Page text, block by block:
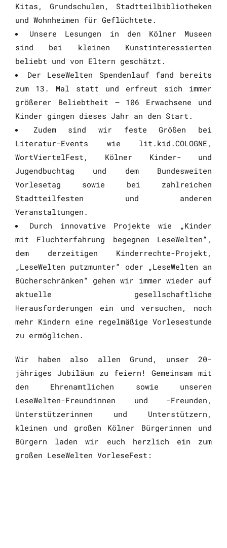
Kitas, Grundschulen, Stadtteilbibliotheken
und Wohnheimen für Geflüchtete.
Unsere Lesungen in den Kölner Museen
sind bei kleinen Kunstinteressierten
beliebt und von Eltern geschätzt.
Der LeseWelten Spendenlauf fand bereits
zum 13. Mal statt und erfreut sich immer
größerer Beliebtheit – 106 Erwachsene und
Kinder gingen dieses Jahr an den Start.
Zudem sind wir feste Größen bei
Literatur-Events wie lit.kid.COLOGNE,
WortViertelFest, Kölner Kinder- und
Jugendbuchtag und dem Bundesweiten
Vorlesetag sowie bei zahlreichen
Stadtteilfesten und anderen
Veranstaltungen.
Durch innovative Projekte wie „Kinder
mit Fluchterfahrung begegnen LeseWelten“,
dem derzeitigen Kinderrechte-Projekt,
„LeseWelten putzmunter“ oder „LeseWelten an
Bücherschränken“ gehen wir immer wieder auf
aktuelle gesellschaftliche
Herausforderungen ein und versuchen, noch
mehr Kindern eine regelmäßige Vorlesestunde
zu ermöglichen.
Wir haben also allen Grund, unser 20-
jähriges Jubiläum zu feiern! Gemeinsam mit
den Ehrenamtlichen sowie unseren
LeseWelten-Freundinnen und -Freunden,
Unterstützerinnen und Unterstützern,
kleinen und großen Kölner Bürgerinnen und
Bürgern laden wir euch herzlich ein zum
großen LeseWelten VorleseFest: